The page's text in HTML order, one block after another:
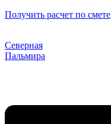
Получить расчет по смете
Северная
Пальмира